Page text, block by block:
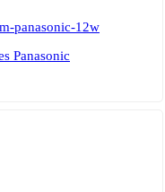
Panasonic